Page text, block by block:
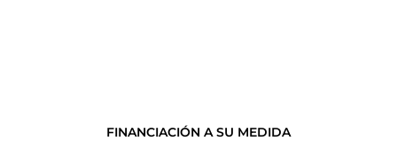
FINANCIACIÓN A SU MEDIDA